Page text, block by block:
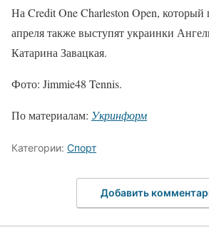
На Credit One Charleston Open, который
апреля также выступят украинки
Катарина Завацкая.
Фото: Jimmie48 Tennis.
По материалам: Укринформ
Категории: Спорт
Добавить